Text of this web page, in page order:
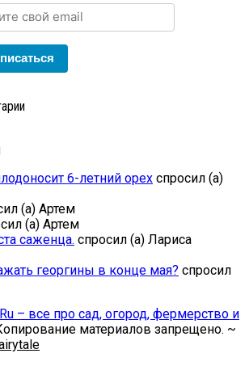
6-летний орех спросил (а)
(а) Артем
(а) Артем
саженца. спросил (а) Лариса
георгины в конце мая? спросил
– все про сад, огород, фермерство и
материалов запрещено. ~